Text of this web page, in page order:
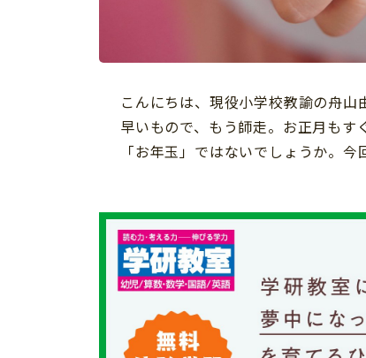
こんにちは、現役小学校教諭の舟山
早いもので、もう師走。お正月も
「お年玉」ではないでしょうか。